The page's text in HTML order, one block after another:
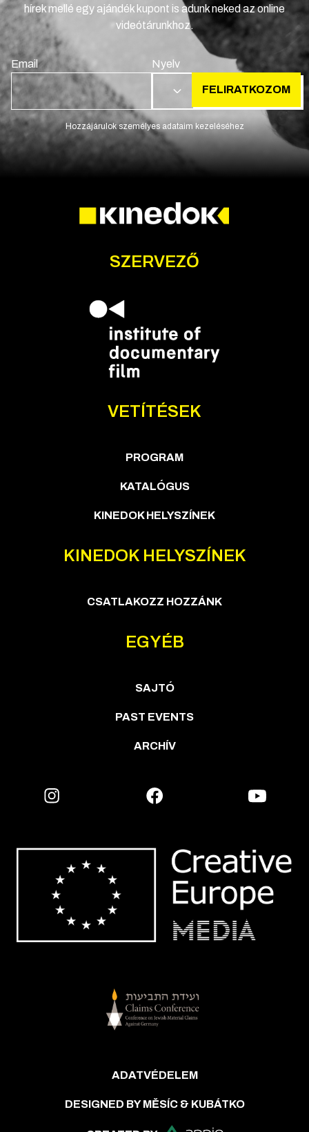
hírek mellé egy ajándék kupont is adunk neked az online
videótárunkhoz.
Email Nyelv
HU FELIRATKOZOM
Hozzájárulok személyes adataim kezeléséhez
SZERVEZŐ
VETÍTÉSEK
PROGRAM
KATALÓGUS
KINEDOK HELYSZÍNEK
KINEDOK HELYSZÍNEK
CSATLAKOZZ HOZZÁNK
EGYÉB
SAJTÓ
PAST EVENTS
ARCHÍV
ADATVÉDELEM
DESIGNED BY MĚSÍC & KUBÁTKO